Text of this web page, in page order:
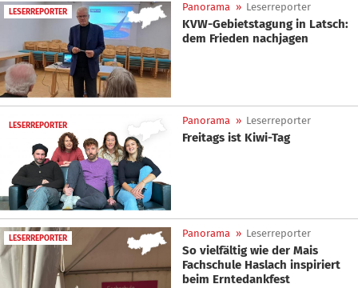
LESERREPORTER Panorama » Leserreporter
KVW-Gebietstagung in Latsch:
dem Frieden nachjagen
LESERREPORTER Panorama » Leserreporter
Freitags ist Kiwi-Tag
LESERREPORTER Panorama » Leserreporter
So vielfältig wie der Mais
Fachschule Haslach inspiriert
beim Erntedankfest